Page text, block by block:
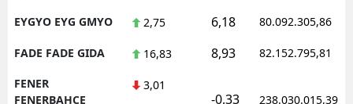
EYGYO EYG GMYO 2,75 6,18 80.092.305,86
FADE FADE GIDA 16,83 8,93 82.152.795,81
FENER
FENERBAHCE
3,01
-0,33 238.030.015,39